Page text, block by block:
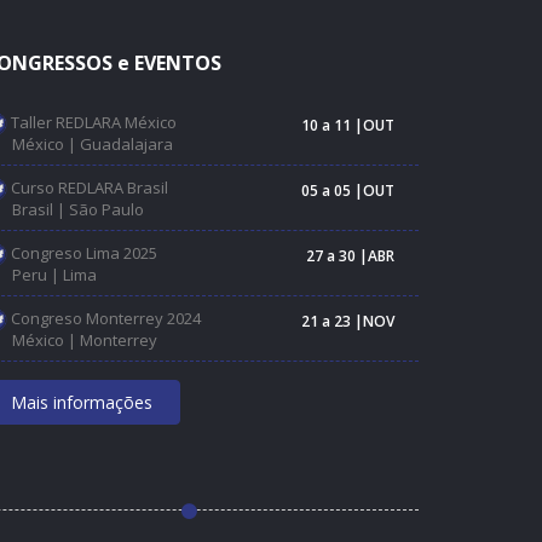
e EVENTOS
Taller REDLARA México
México | Guadalajara
10 a 11 |OUT
Curso REDLARA Brasil
Brasil | São Paulo
05 a 05 |OUT
Congreso Lima 2025
Peru | Lima
27 a 30 |ABR
Congreso Monterrey 2024
México | Monterrey
21 a 23 |NOV
Mais informações